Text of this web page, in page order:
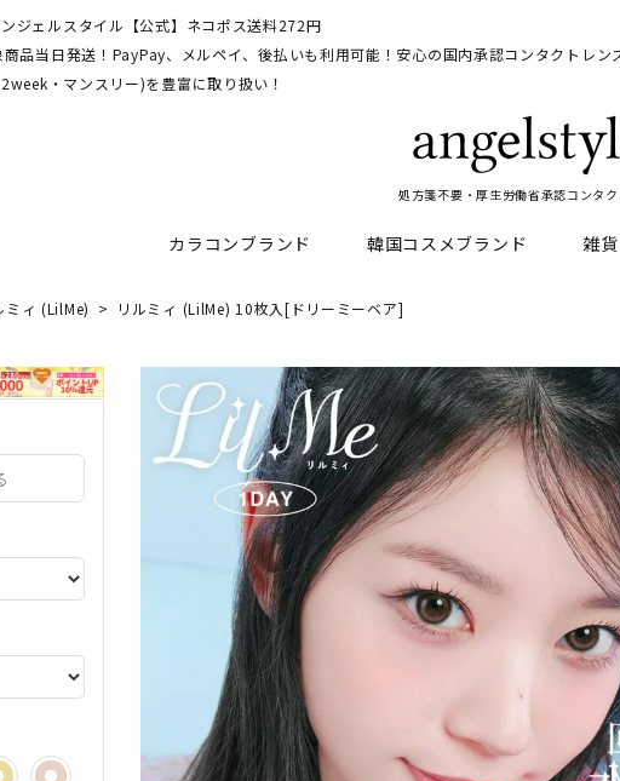
ジェルスタイル【公式】ネコポス送料272円
品当日発送！PayPay、メルペイ、後払いも利用可能！安心の国内承認コンタクトレン
・マンスリー)を豊富に取り扱い！
処方箋不要・厚生労働省承認コンタ
カラコンブランド
イル
シーブリンク キャ
レヴィアワンデー ネオサ
韓国コスメブランド
REJURAN
ら
雑貨
ブルーライトカットカラコン UVカ
色素薄い系カラコン メンズ
ミィ (LilMe) リルミィ (LilMe) 10枚入[ドリーミーベア]